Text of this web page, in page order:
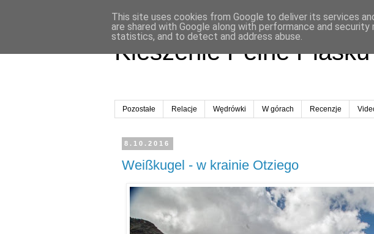
Kieszenie Pełne Piasku
Pozostałe Relacje Wędrówki W górach Recenzje
8.10.2016
Weißkugel - w krainie Otziego
This site uses cookies from Google to deliver its services
are shared with Google along with performance and
statistics, and to detect and address abuse.